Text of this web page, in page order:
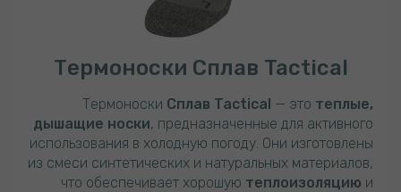
Термоноски Сплав Tactical
Термоноски Сплав Tactical — это теплые,
дышащие носки, предназначенные для активного
использования в холодную погоду. Они изготовлены
из смеси синтетических и натуральных материалов,
что обеспечивает хорошую теплоизоляцию и